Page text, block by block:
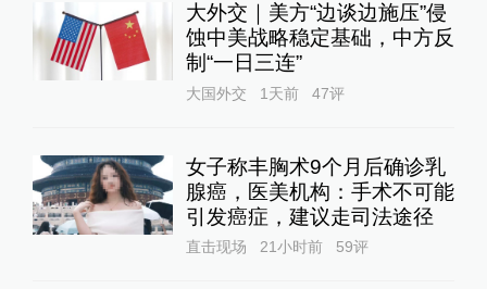
大外交｜美方“边谈边施压”侵
蚀中美战略稳定基础，中方反
制“一日三连”
大国外交 1天前 47评
女子称丰胸术9个月后确诊乳
腺癌，医美机构：手术不可能
引发癌症，建议走司法途径
直击现场 21小时前 59评